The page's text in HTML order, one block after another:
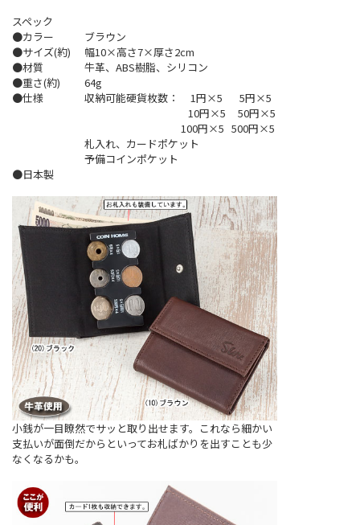
スペック
●カラー
ブラウン
●サイズ(約)
幅10×高さ7×厚さ2cm
●材質
牛革、ABS樹脂、シリコン
●重さ(約)
64g
●仕様
収納可能硬貨枚数： 1円×5 5円×5
10円×5 50円×5
100円×5 500円×5
札入れ、カードポケット
予備コインポケット
●日本製
小銭が一目瞭然でサッと取り出せます。これなら細かい
支払いが面倒だからといってお札ばかりを出すことも少
なくなるかも。